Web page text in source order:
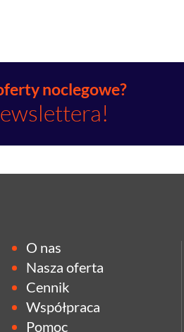
noclegowe?
O nas
Nasza oferta
Cennik
Współpraca
Pomoc